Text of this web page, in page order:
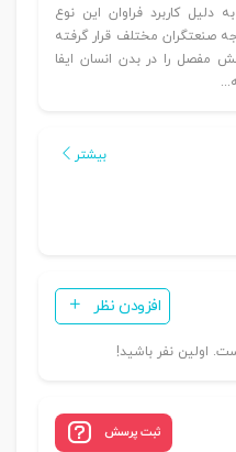
کاربرد فراوان این نوع
صنعتگران مختلف قرار گرفته
مفصل را در بدن انسان ایفا
بیشتر
افزودن نظر
اولین نفر باشید!
ثبت پرسش